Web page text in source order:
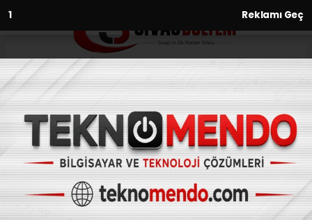
Anasayfa Kültür-Sanat-Tarih
Cumhuriyetin Sivas’a Açılan
Kapısı: İstasyon Caddesi
KÜLTÜR-SANAT-TARIH
(Web Sitesi) - Web Sitesi | 30.05.2026 - 16:14, Güncelleme: 30.05.2026
- 18:20